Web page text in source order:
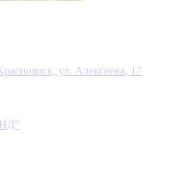
ул. Алексеева, 17